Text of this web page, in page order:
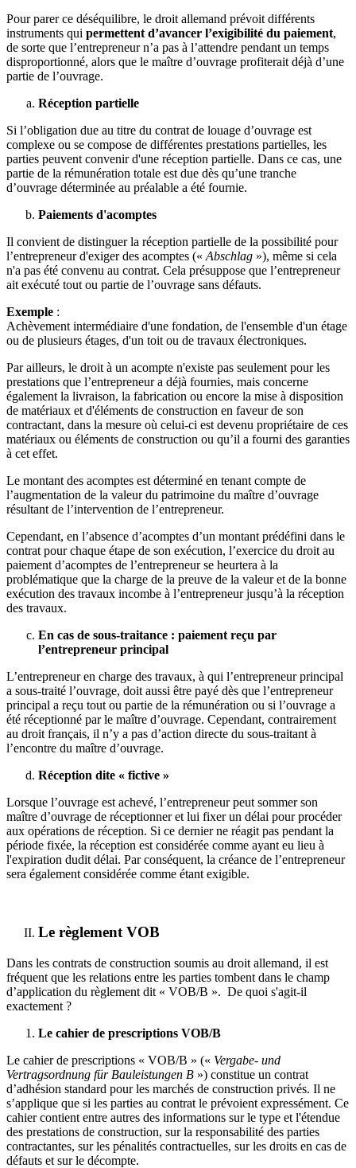
Pour parer ce déséquilibre, le droit allemand prévoit différents
instruments qui permettent d’avancer l’exigibilité du paiement,
de sorte que l’entrepreneur n’a pas à l’attendre pendant un temps
disproportionné, alors que le maître d’ouvrage profiterait déjà d’une
partie de l’ouvrage.
Réception partielle
Si l’obligation due au titre du contrat de louage d’ouvrage est
complexe ou se compose de différentes prestations partielles, les
parties peuvent convenir d'une réception partielle. Dans ce cas, une
partie de la rémunération totale est due dès qu’une tranche
d’ouvrage déterminée au préalable a été fournie.
Paiements d'acomptes
Il convient de distinguer la réception partielle de la possibilité pour
l’entrepreneur d'exiger des acomptes (« Abschlag »), même si cela
n'a pas été convenu au contrat. Cela présuppose que l’entrepreneur
ait exécuté tout ou partie de l’ouvrage sans défauts.
Exemple :
Achèvement intermédiaire d'une fondation, de l'ensemble d'un étage
ou de plusieurs étages, d'un toit ou de travaux électroniques.
Par ailleurs, le droit à un acompte n'existe pas seulement pour les
prestations que l’entrepreneur a déjà fournies, mais concerne
également la livraison, la fabrication ou encore la mise à disposition
de matériaux et d'éléments de construction en faveur de son
contractant, dans la mesure où celui-ci est devenu propriétaire de ces
matériaux ou éléments de construction ou qu’il a fourni des garanties
à cet effet.
Le montant des acomptes est déterminé en tenant compte de
l’augmentation de la valeur du patrimoine du maître d’ouvrage
résultant de l’intervention de l’entrepreneur.
Cependant, en l’absence d’acomptes d’un montant prédéfini dans le
contrat pour chaque étape de son exécution, l’exercice du droit au
paiement d’acomptes de l’entrepreneur se heurtera à la
problématique que la charge de la preuve de la valeur et de la bonne
exécution des travaux incombe à l’entrepreneur jusqu’à la réception
des travaux.
En cas de sous-traitance : paiement reçu par
l’entrepreneur principal
L’entrepreneur en charge des travaux, à qui l’entrepreneur principal
a sous-traité l’ouvrage, doit aussi être payé dès que l’entrepreneur
principal a reçu tout ou partie de la rémunération ou si l’ouvrage a
été réceptionné par le maître d’ouvrage. Cependant, contrairement
au droit français, il n’y a pas d’action directe du sous-traitant à
l’encontre du maître d’ouvrage.
Réception dite « fictive »
Lorsque l’ouvrage est achevé, l’entrepreneur peut sommer son
maître d’ouvrage de réceptionner et lui fixer un délai pour procéder
aux opérations de réception. Si ce dernier ne réagit pas pendant la
période fixée, la réception est considérée comme ayant eu lieu à
l'expiration dudit délai. Par conséquent, la créance de l’entrepreneur
sera également considérée comme étant exigible.
Le règlement VOB
Dans les contrats de construction soumis au droit allemand, il est
fréquent que les relations entre les parties tombent dans le champ
d’application du règlement dit « VOB/B ». De quoi s'agit-il
exactement ?
Le cahier de prescriptions VOB/B
Le cahier de prescriptions « VOB/B » (« Vergabe- und
Vertragsordnung für Bauleistungen B ») constitue un contrat
d’adhésion standard pour les marchés de construction privés. Il ne
s’applique que si les parties au contrat le prévoient expressément. Ce
cahier contient entre autres des informations sur le type et l'étendue
des prestations de construction, sur la responsabilité des parties
contractantes, sur les pénalités contractuelles, sur les droits en cas de
défauts et sur le décompte.